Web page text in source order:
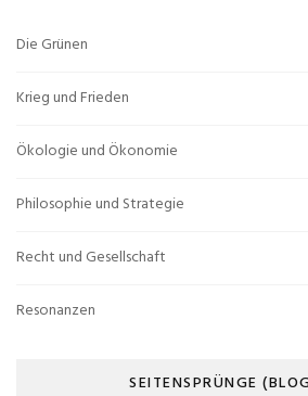
Die Grünen
Krieg und Frieden
Ökologie und Ökonomie
Philosophie und Strategie
Recht und Gesellschaft
Resonanzen
SEITENSPRÜNGE